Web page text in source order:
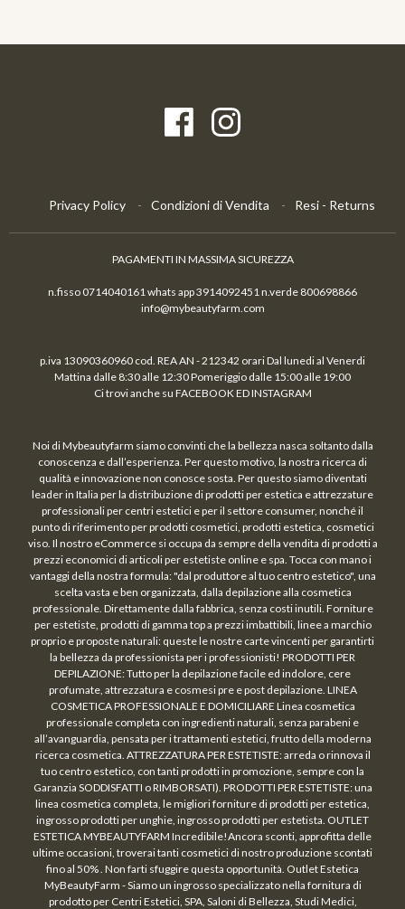
Privacy Policy Condizioni di Vendita Resi - Returns
PAGAMENTI IN MASSIMA SICUREZZA
n.fisso 0714040161 whats app 3914092451 n.verde 800698866
info@mybeautyfarm.com
p.iva 13090360960 cod. REA AN - 212342 orari Dal lunedi al Venerdi
Mattina dalle 8:30 alle 12:30 Pomeriggio dalle 15:00 alle 19:00
Ci trovi anche su FACEBOOK ED INSTAGRAM
Noi di Mybeautyfarm siamo convinti che la bellezza nasca soltanto dalla
conoscenza e dall’esperienza. Per questo motivo, la nostra ricerca di
qualità e innovazione non conosce sosta. Per questo siamo diventati
leader in Italia per la distribuzione di prodotti per estetica e attrezzature
professionali per centri estetici e per il settore consumer, nonché il
punto di riferimento per prodotti cosmetici, prodotti estetica, cosmetici
viso. Il nostro eCommerce si occupa da sempre della vendita di prodotti a
prezzi economici di articoli per estetiste online e spa. Tocca con mano i
vantaggi della nostra formula: "dal produttore al tuo centro estetico", una
scelta vasta e ben organizzata, dalla depilazione alla cosmetica
professionale. Direttamente dalla fabbrica, senza costi inutili. Forniture
per estetiste, prodotti di gamma top a prezzi imbattibili, linee a marchio
proprio e proposte naturali: queste le nostre carte vincenti per garantirti
la bellezza da professionista per i professionisti! PRODOTTI PER
DEPILAZIONE: Tutto per la depilazione facile ed indolore, cere
profumate, attrezzatura e cosmesi pre e post depilazione. LINEA
COSMETICA PROFESSIONALE E DOMICILIARE Linea cosmetica
professionale completa con ingredienti naturali, senza parabeni e
all’avanguardia, pensata per i trattamenti estetici, frutto della moderna
ricerca cosmetica. ATTREZZATURA PER ESTETISTE: arreda o rinnova il
tuo centro estetico, con tanti prodotti in promozione, sempre con la
Garanzia SODDISFATTI o RIMBORSATI). PRODOTTI PER ESTETISTE: una
linea cosmetica completa, le migliori forniture di prodotti per estetica,
ingrosso prodotti per unghie, ingrosso prodotti per estetista. OUTLET
ESTETICA MYBEAUTYFARM Incredibile!Ancora sconti, approfitta delle
ultime occasioni, troverai tanti cosmetici di nostro produzione scontati
fino al 50% . Non farti sfuggire questa opportunità. Outlet Estetica
MyBeautyFarm - Siamo un ingrosso specializzato nella fornitura di
prodotto per Centri Estetici, SPA, Saloni di Bellezza, Studi Medici,